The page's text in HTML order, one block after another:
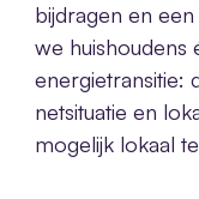
bijdragen en
we huishoudens
energietransitie:
netsituatie en
mogelijk lokaal